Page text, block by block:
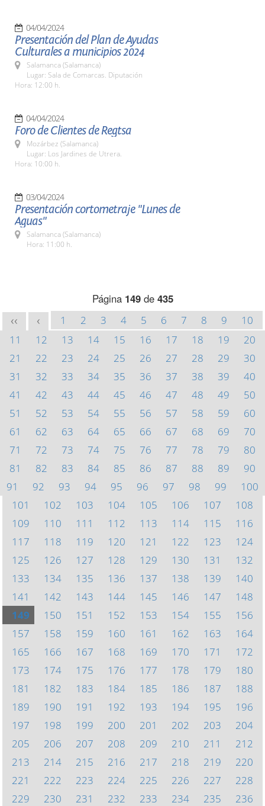
04/04/2024
Presentación del Plan de Ayudas
Culturales a municipios 2024
Salamanca (Salamanca)
Lugar: Sala de Comarcas. Diputación
Hora: 12:00 h.
04/04/2024
Foro de Clientes de Regtsa
Mozárbez (Salamanca)
Lugar: Los Jardines de Utrera.
Hora: 10:00 h.
03/04/2024
Presentación cortometraje "Lunes de
Aguas"
Salamanca (Salamanca)
Hora: 11:00 h.
Página 149de 435
<< < 1 2 3 4 5 6 7 8 9
10
11
12 13 14 15 16 17 18 19
20
21
22 23 24 25 26 27 28 29
30
31
32 33 34 35 36 37 38 39
40
41
42 43 44 45 46 47 48 49
50
51
52 53 54 55 56 57 58 59
60
61
62 63 64 65 66 67 68 69
70
71
72 73 74 75 76 77 78 79
80
81
82 83 84 85 86 87 88 89
90
91
92 93 94 95 96 97 98 99
100
101
102 103 104 105 106 107
108
109
110 111 112 113 114 115
116
117
118 119 120 121 122 123
124
125
126 127 128 129 130 131
132
133
134 135 136 137 138 139
140
141
142 143 144 145 146 147
148
149
150 151 152 153 154 155
156
157
158 159 160 161 162 163
164
165
166 167 168 169 170 171
172
173
174 175 176 177 178 179
180
181
182 183 184 185 186 187
188
189
190 191 192 193 194 195
196
197
198 199 200 201 202 203
204
205
206 207 208 209 210 211
212
213
214 215 216 217 218 219
220
221
222 223 224 225 226 227
228
229
230 231 232 233 234 235
236